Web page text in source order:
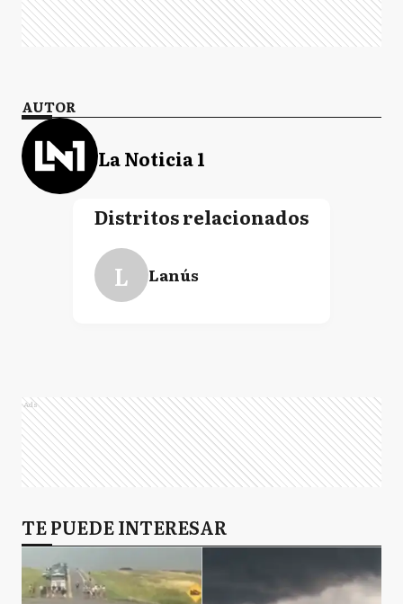
AUTOR
La Noticia 1
Distritos relacionados
L Lanús
Ads
TE PUEDE INTERESAR